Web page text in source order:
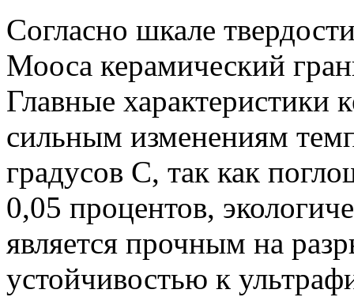
Согласно шкале
Мооса керамический
Главные характеристики
сильным изменениям
градусов С, так как
0,05 процентов,
является прочным на
устойчивостью к